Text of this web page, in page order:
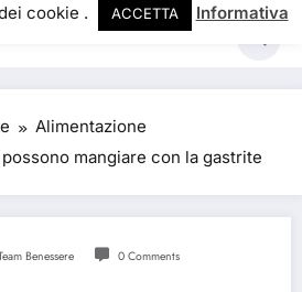
Alimentazione
mangiare con la gastrite
Benessere 0 Comments
cookie .
ACCETTA Informativa